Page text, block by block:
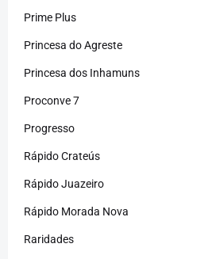
Prime Plus
Princesa do Agreste
Princesa dos Inhamuns
Proconve 7
Progresso
Rápido Crateús
Rápido Juazeiro
Rápido Morada Nova
Raridades